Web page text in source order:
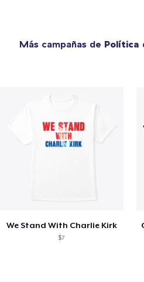
Más campañas de Política
We Stand With Charlie Kirk
$7